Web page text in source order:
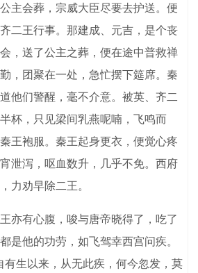
主会葬，宗威大臣尽要去护送。便
二王行事。那建成、元吉，是个丧
，送了公主之葬，便在途中普救禅
，团聚在一处，急忙摆下筵席。秦
他们警醒，毫不介意。被英、齐二
杯，只见梁间乳燕呢喃，飞鸣而
王袍服。秦王起身更衣，便觉心疼
泄泻，呕血数升，几乎不免。西府
力劝早除二王。
有心腹，唆与唐帝晓得了，吃了
是他的功劳，如飞驾幸西宫问疾。
有生以来，从无此疾，何今忽发，莫